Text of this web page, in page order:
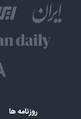
روزنامه ها